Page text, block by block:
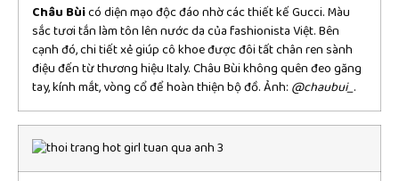
Châu Bùicó diện mạo độc đáo nhờ các thiết kế Gucci. Màu
sắc tươi tắn làm tôn lên nước da của fashionista Việt. Bên
cạnh đó, chi tiết xẻ giúp cô khoe được đôi tất chân ren sành
điệu đến từ thương hiệu Italy. Châu Bùi không quên đeo găng
tay, kính mắt, vòng cổ để hoàn thiện bộ đồ. Ảnh: @chaubui_.